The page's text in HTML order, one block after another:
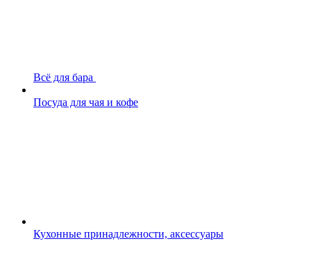
Всё для бара
Посуда для чая и кофе
Кухонные принадлежности, аксессуары